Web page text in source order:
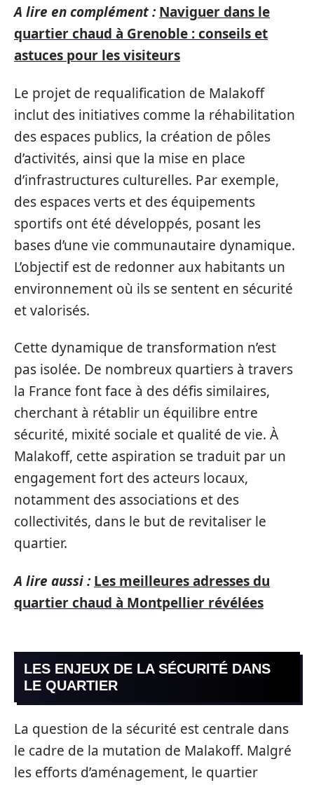
A lire en complément : Naviguer dans le
quartier chaud à Grenoble : conseils et
astuces pour les visiteurs
Le projet de requalification de Malakoff
inclut des initiatives comme la réhabilitation
des espaces publics, la création de pôles
d’activités, ainsi que la mise en place
d’infrastructures culturelles. Par exemple,
des espaces verts et des équipements
sportifs ont été développés, posant les
bases d’une vie communautaire dynamique.
L’objectif est de redonner aux habitants un
environnement où ils se sentent en sécurité
et valorisés.
Cette dynamique de transformation n’est
pas isolée. De nombreux quartiers à travers
la France font face à des défis similaires,
cherchant à rétablir un équilibre entre
sécurité, mixité sociale et qualité de vie. À
Malakoff, cette aspiration se traduit par un
engagement fort des acteurs locaux,
notamment des associations et des
collectivités, dans le but de revitaliser le
quartier.
A lire aussi : Les meilleures adresses du
quartier chaud à Montpellier révélées
LES ENJEUX DE LA SÉCURITÉ DANS
LE QUARTIER
La question de la sécurité est centrale dans
le cadre de la mutation de Malakoff. Malgré
les efforts d’aménagement, le quartier